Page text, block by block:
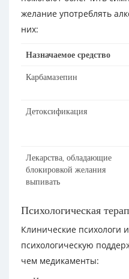
желание употреблять
них:
Назначаемое средство
Карбамазепин
Детоксификация
Лекарства, обладающие
блокировкой желания
выпивать
Психологическая
Клинические психологи
психологическую
чем медикаменты: